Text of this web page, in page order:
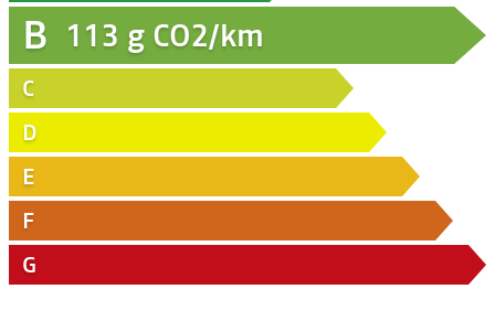
B 113 g CO2/km
C
D
E
F
G